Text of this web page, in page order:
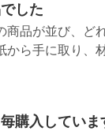
した
商品が並び、ど
から手に取り、
購入していま